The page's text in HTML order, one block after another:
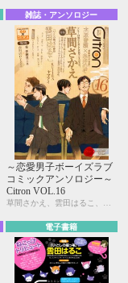
雑誌・アンソロジー
～恋愛男子ボーイズラブ
コミックアンソロジー～
Citron VOL.16
電子書籍